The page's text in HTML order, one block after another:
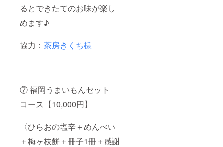
るとできたてのお味が楽し
めます♪
協力： 茶房きくち様
⑦ 福岡うまいもんセット
コース【10,000円】
〈ひらおの塩辛＋めんべい
＋梅ヶ枝餅＋冊子1冊＋感謝